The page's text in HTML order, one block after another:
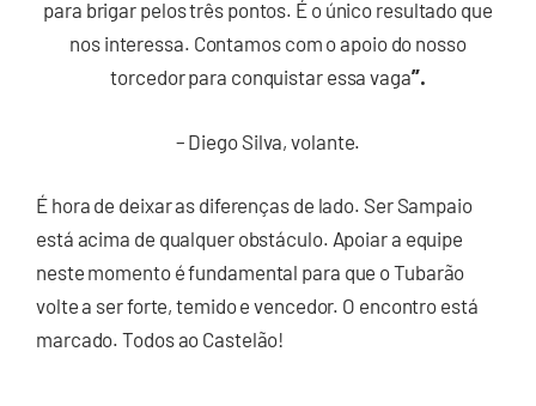
para brigar pelos três pontos. É o único resultado que
nos interessa. Contamos com o apoio do nosso
torcedor para conquistar essa vaga”.
– Diego Silva, volante.
É hora de deixar as diferenças de lado. Ser Sampaio
está acima de qualquer obstáculo. Apoiar a equipe
neste momento é fundamental para que o Tubarão
volte a ser forte, temido e vencedor. O encontro está
marcado. Todos ao Castelão!